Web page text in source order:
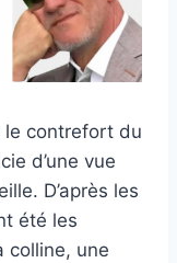
le contrefort du
d’une vue
D’après les
été les
colline, une